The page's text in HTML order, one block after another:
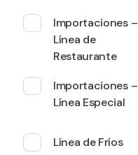
Importaciones –
Línea de
Restaurante
Importaciones –
Línea Especial
Línea de Fríos